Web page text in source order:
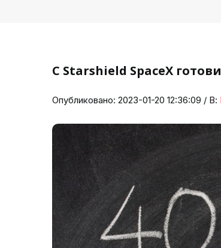
С Starshield SpaceX
Опубликовано: 2023-01-20 12:36:09 / В: